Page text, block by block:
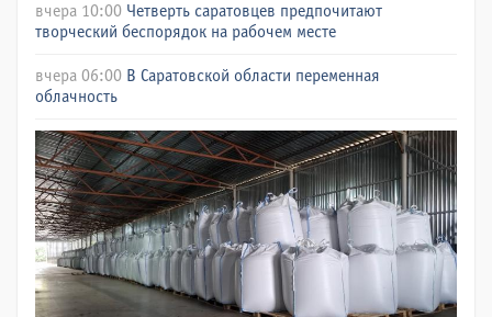
вчера 10:00 Четверть саратовцев предпочитают
творческий беспорядок на рабочем месте
вчера 06:00 В Саратовской области переменная
облачность